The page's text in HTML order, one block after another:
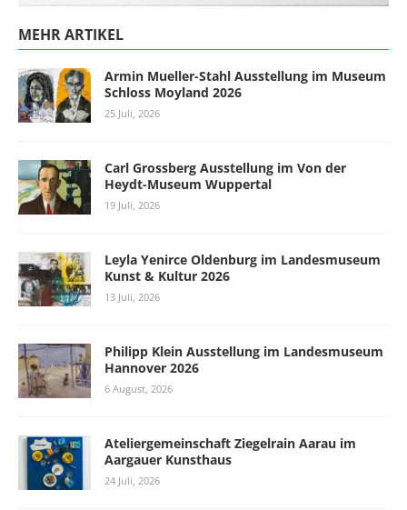
MEHR ARTIKEL
Armin Mueller-Stahl Ausstellung im Museum
Schloss Moyland 2026
25 Juli, 2026
Carl Grossberg Ausstellung im Von der
Heydt-Museum Wuppertal
19 Juli, 2026
Leyla Yenirce Oldenburg im Landesmuseum
Kunst & Kultur 2026
13 Juli, 2026
Philipp Klein Ausstellung im Landesmuseum
Hannover 2026
6 August, 2026
Ateliergemeinschaft Ziegelrain Aarau im
Aargauer Kunsthaus
24 Juli, 2026